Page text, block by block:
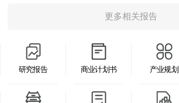
手，去寻找有效途径。产业集群作
对于产业园区来说，产业集群是一
理念，无论是改善现有的招商环境
面临的机遇与挑战和企业的应对策
目前氢能源行业风险投资业发展动
位和发展方向不可多得的精品。
外，随着技术升级，钨制品在光伏
伏切割效率，碳化钨微钻则支撑高
造。 本研究咨询报告由中研普华
家统计局、国家商务部、国家发改
是人类社会发展进程中不可或缺的
度和深度直接推动着工业、科技及
步，是区分人类文明发展阶段的
从科学属性来看，金属材料的金属
更多相关报告
研究报告 商业计划书 产业规划